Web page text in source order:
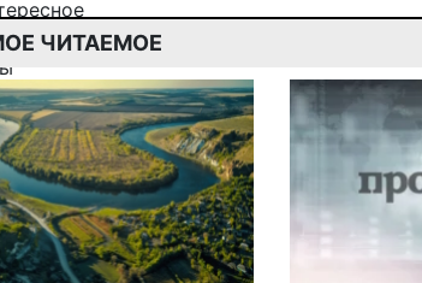
служба
сайту
приложение
цитирования
ЧИТАЕМОЕ